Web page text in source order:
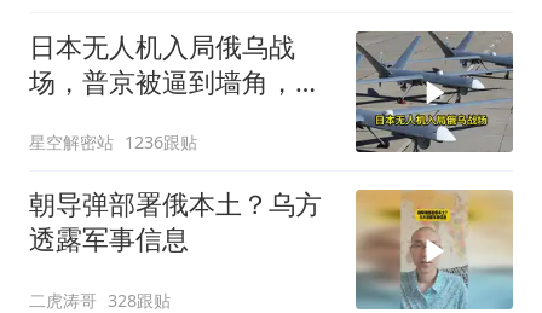
日本无人机入局俄乌战
场，普京被逼到墙角，这
星空解密站 1236跟贴
朝导弹部署俄本土？乌方
透露军事信息
二虎涛哥 328跟贴